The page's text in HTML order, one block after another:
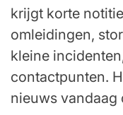
krijgt korte
omleidingen,
kleine
contactpunten.
nieuws vandaag